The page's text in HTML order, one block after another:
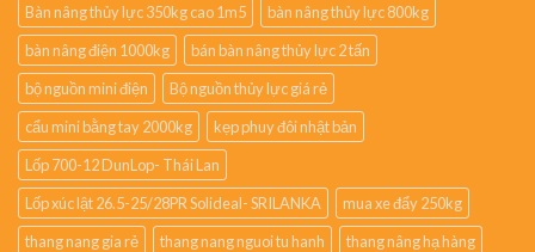
Bàn nâng thủy lực 350kg cao 1m5
bàn nâng thủy lực 800kg
bàn nâng điện 1000kg
bán bàn nâng thủy lực 2 tấn
bộ nguồn mini điện
Bộ nguồn thủy lực giá rẻ
cẩu mini bằng tay 2000kg
kẹp phuy đôi nhật bản
Lốp 700-12 DunLop- Thái Lan
Lốp xúc lật 26.5-25/28PR Solideal- SRILANKA
mua xe đẩy 250kg
thang nang gia rẻ
thang nang nguoi tu hanh
thang nâng hạ hàng